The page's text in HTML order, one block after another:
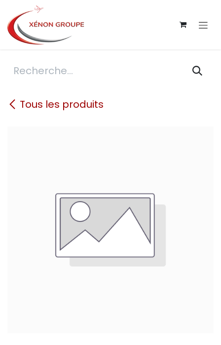
Se rendre au contenu
Tous les produits